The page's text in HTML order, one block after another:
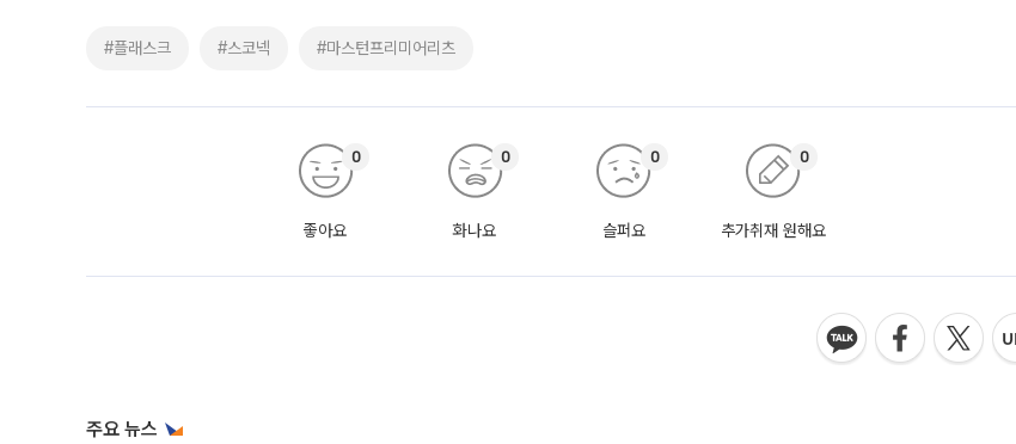
#플래스크 #스코넥 #마스턴프리미어리츠
좋아요
0
화나요
0
슬퍼요
0
추가취재 원해요
0
주요 뉴스